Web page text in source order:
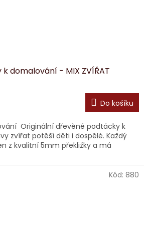
domalování - MIX ZVÍŘAT
Do košíku
Originální dřevěné podtácky k
zvířat potěší děti i dospělé. Každý
z kvalitní 5mm překližky a má
Kód: 880